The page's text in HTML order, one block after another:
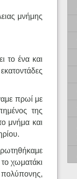
μνήμης
το ένα και
πρωί με
της
μνήμα και
χωματάκι
πολύπονης,